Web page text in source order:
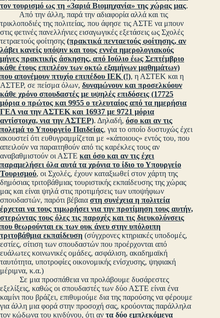
τον τουρισμό ως τη «3αριά Βιομηχανία» της χώρας μας.
Από την άλλη, παρά την αδιαφορία αλλά και τις
τρικλοποδιές της πολιτείας, που άφησε τις ΑΣΤΕ να μπουν
στις φετινές πανελλήνιες εισαγωγικές εξετάσεις ως Σχολές
τετραετούς φοίτησης (πρακτικά πενταετούς φοίτησης, αν
λάβει κανείς υπόψιν και τους εννέα ημερολογιακούς
μήνες πρακτικής άσκησης, από Ιούλιο έως Σεπτέμβριο
κάθε έτους επιπλέον των οκτώ εξαμήνων μαθημάτων)
που απονέμουν πτυχίο επιπέδου ΙΕΚ (!), η ΑΣΤΕΚ και η
ΑΣΤΕΡ, σε πείσμα όλων, δυναμώνουν και προσελκύουν
κάθε χρόνο σπουδαστές με υψηλές επιδόσεις (17725
μόρια ο πρώτος και 9955 ο τελευταίος από τα ημερήσια
ΓΕΛ νια την ΑΣΤΕΚ και 16937 με 9721 μόρια
αντίστοιχα, νια την ΑΣΤΕΡ). Δηλαδή, όσο και αν τις
πολεμά το Υπουργείο Παιδείας, για το οποίο δυστυχώς έχει
ακουστεί ότι ευθυγραμμίζεται με «κάποιους» εντός του, που
απειλούν να παραιτηθούν από τις καρέκλες τους αν
αναβαθμιστούν οι ΑΣΤΕ και όσο και αν τις έχει
παραμελήσει όλα αυτά τα χρόνια το ίδιο το Υπουργείο
Τουρισμού, οι Σχολές, έχουν καταξιωθεί στον χάρτη της
δημόσιας τριτοβάθμιας τουριστικής εκπαίδευσης της χώρας
μας και είναι ψηλά στις προτιμήσεις των υποψήφιων
σπουδαστών, παρότι βέβαια στη συνέχεια η πολιτεία
έρχεται να τους τιμωρήσει νια την προτίμηση τους αυτήν,
στερώντας τους όλες τις παροχές και τις διευκολύνσεις
που θεωρούνται εκ των ουκ άνευ στην υπόλοιπη
τριτοβάθμια εκπαίδευση (σύγχρονες κτηριακές υποδομές,
εστίες, σίτιση των σπουδαστών που προέρχονται από
ευάλωτες κοινωνικές ομάδες, ασφάλιση, ακαδημαϊκή
ταυτότητα, υποτροφίες οικονομικής ενίσχυσης, ψηφιακή
μέριμνα, κ.α.)
Σε μια προσπάθεια να προλάβουμε δυσάρεστες
εξελίξεις, καθώς οι σπουδαστές των δύο ΑΣΤΕ είναι ένα
καμίνι που βράζει, επιθυμούμε δια της παρούσης να φέρουμε
για άλλη μια φορά στην προσοχή σας, κρούοντας παράλληλα
τον κώδωνα του κινδύνου, ότι αν τα δύο εμπλεκόμενα